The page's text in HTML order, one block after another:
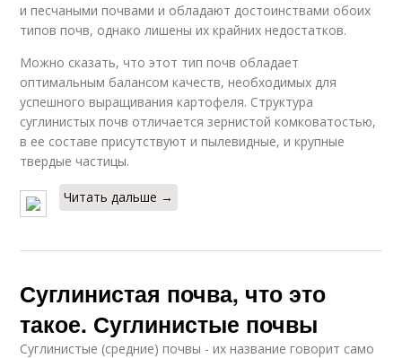
и песчаными почвами и обладают достоинствами обоих
типов почв, однако лишены их крайних недостатков.
Можно сказать, что этот тип почв обладает
оптимальным балансом качеств, необходимых для
успешного выращивания картофеля. Структура
суглинистых почв отличается зернистой комковатостью,
в ее составе присутствуют и пылевидные, и крупные
твердые частицы.
Читать дальше →
Суглинистая почва, что это
такое. Суглинистые почвы
Суглинистые (средние) почвы - их название говорит само